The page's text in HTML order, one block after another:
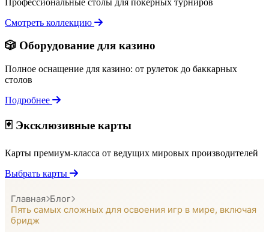
Смотреть коллекцию
🎲 Оборудование для казино
Полное оснащение для казино: от рулеток до баккарных
столов
Подробнее
🃏 Эксклюзивные карты
Карты премиум-класса от ведущих мировых производителей
Выбрать карты
Главная Блог
Пять самых сложных для освоения игр в мире, включая
бридж